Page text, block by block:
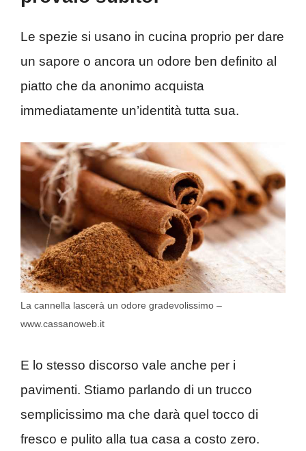
Le spezie si usano in cucina proprio per dare
un sapore o ancora un odore ben definito al
piatto che da anonimo acquista
immediatamente un’identità tutta sua.
La cannella lascerà un odore gradevolissimo –
www.cassanoweb.it
E lo stesso discorso vale anche per i
pavimenti. Stiamo parlando di un trucco
semplicissimo ma che darà quel tocco di
fresco e pulito alla tua casa a costo zero.